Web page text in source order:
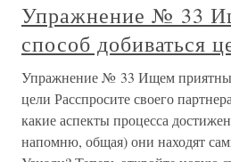
Упражнение № 33
способ добиваться
Упражнение № 33 Ищем
цели Расспросите своего
какие аспекты процесса
напомню, общая) они находят